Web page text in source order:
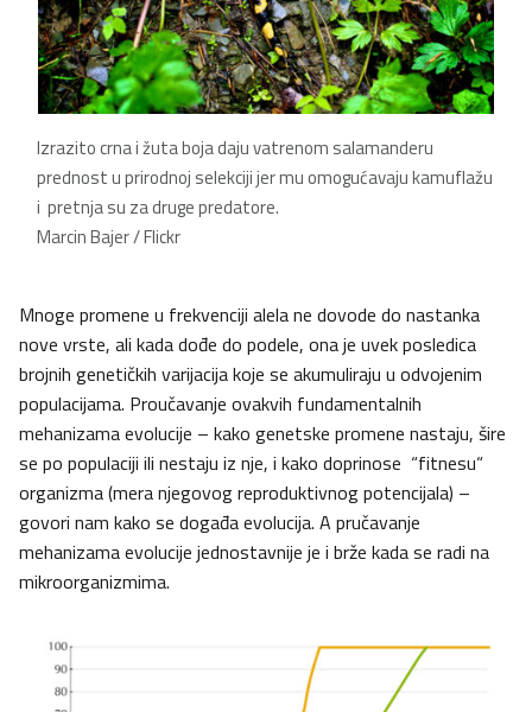
Izrazito crna i žuta boja daju vatrenom salamanderu
prednost u prirodnoj selekciji jer mu omogućavaju kamuflažu
i pretnja su za druge predatore.
Marcin Bajer / Flickr
Mnoge promene u frekvenciji alela ne dovode do nastanka
nove vrste, ali kada dođe do podele, ona je uvek posledica
brojnih genetičkih varijacija koje se akumuliraju u odvojenim
populacijama. Proučavanje ovakvih fundamentalnih
mehanizama evolucije – kako genetske promene nastaju, šire
se po populaciji ili nestaju iz nje, i kako doprinose “fitnesu“
organizma (mera njegovog reproduktivnog potencijala) –
govori nam kako se događa evolucija. A pručavanje
mehanizama evolucije jednostavnije je i brže kada se radi na
mikroorganizmima.